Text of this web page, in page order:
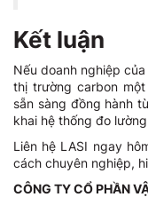
Kết luận
Nếu doanh nghiệp
thị trường carbon
sẵn sàng đồng hành
khai hệ thống đo
Liên hệ LASI ngay
cách chuyên nghiệp,
CÔNG TY CỔ PHẦN